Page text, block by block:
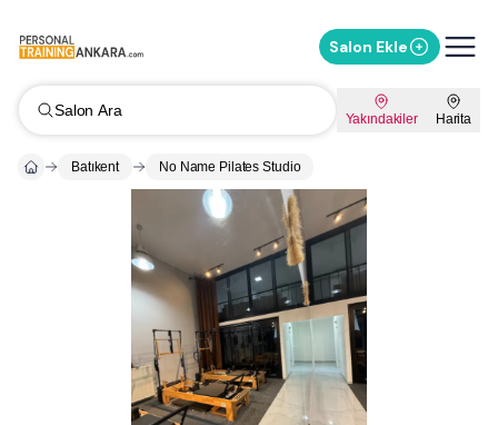
Salon Ekle
Salon Ara Yakındakiler Harita
Batıkent No Name Pilates Studio
Whatsapp ile Mesaj Gönder
%10İndirimi Sor